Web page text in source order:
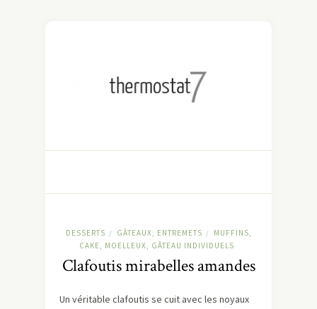
DESSERTS / GÂTEAUX, ENTREMETS /
MUFFINS,
CAKE, MOELLEUX, GÂTEAU INDIVIDUELS
Clafoutis mirabelles amandes
Un véritable clafoutis se cuit avec les noyaux